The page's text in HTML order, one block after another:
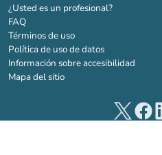
¿Usted es un profesional?(nueva
FAQ
Términos de uso
Política de uso de datos
Información sobre accesibilidad
Mapa del sitio